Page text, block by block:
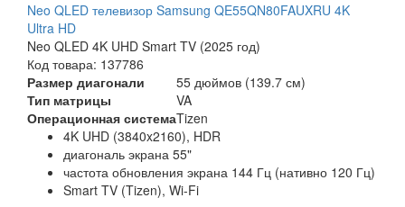
Neo QLED телевизор Samsung QE55QN80FAUXRU 4K
Ultra HD
Neo QLED 4K UHD Smart TV (2025 год)
Код товара: 137786
Размер диагонали
55 дюймов (139.7 см)
Тип матрицы
VA
Операционная системаTizen
4K UHD (3840x2160), HDR
диагональ экрана 55"
частота обновления экрана 144 Гц (нативно 120 Гц)
Smart TV (Tizen), Wi-Fi